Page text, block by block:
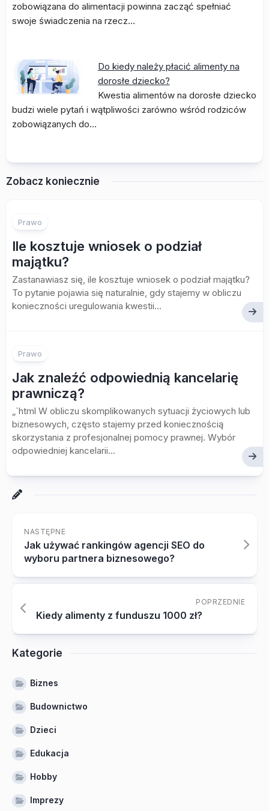
zobowiązana do alimentacji powinna zacząć spełniać
swoje świadczenia na rzecz…
Do kiedy należy płacić alimenty na
dorosłe dziecko?
Kwestia alimentów na dorosłe dziecko
budzi wiele pytań i wątpliwości zarówno wśród rodziców
zobowiązanych do…
Zobacz koniecznie
Prawo
Ile kosztuje wniosek o podział
majątku?
Zastanawiasz się, ile kosztuje wniosek o podział majątku?
To pytanie pojawia się naturalnie, gdy stajemy w obliczu
konieczności uregulowania kwestii...
Prawo
Jak znaleźć odpowiednią kancelarię
prawniczą?
„`html W obliczu skomplikowanych sytuacji życiowych lub
biznesowych, często stajemy przed koniecznością
skorzystania z profesjonalnej pomocy prawnej. Wybór
odpowiedniej kancelarii...
NASTĘPNE
Jak używać rankingów agencji SEO do
wyboru partnera biznesowego?
POPRZEDNIE
Kiedy alimenty z funduszu 1000 zł?
Kategorie
Biznes
Budownictwo
Dzieci
Edukacja
Hobby
Imprezy